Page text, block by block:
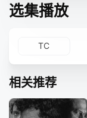
选集播放
TC
相关推荐